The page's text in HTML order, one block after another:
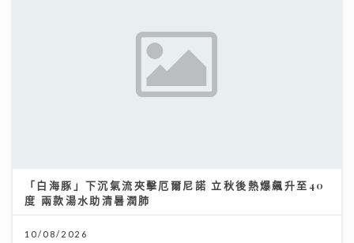
「白海豚」下沉氣流夾擊厄爾尼諾 立秋後熱爆飆升至40
度 兩款湯水助清暑潤肺
10/08/2026